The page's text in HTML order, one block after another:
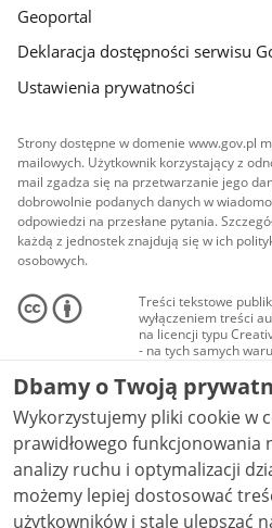
Geoportal
Deklaracja dostępności serwisu
Ustawienia prywatności
Strony dostępne w domenie www.gov.pl
mailowych. Użytkownik korzystający z
mail zgadza się na przetwarzanie jego
dobrowolnie podanych danych w
odpowiedzi na przesłane pytania.
każdą z jednostek znajdują się w ich
osobowych.
Treści tekstowe
wyłączeniem treści
na licencji typu
- na tych samych
Materiały
audio i wideo, są
Creative Commons:
niekomercyjne - bez
NC-ND 4.0), o ile nie
Dbamy o Twoją
Wykorzystujemy pliki cookie w
prawidłowego funkcjonowania
analizy ruchu i optymalizacji działania
możemy lepiej dostosować
użytkowników i stale ulepszać nasze